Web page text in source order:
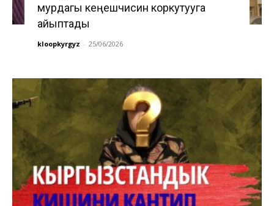
мурдагы кеңешчисин коркутууга
айыптады
kloopkyrgyz - 25/06/2026